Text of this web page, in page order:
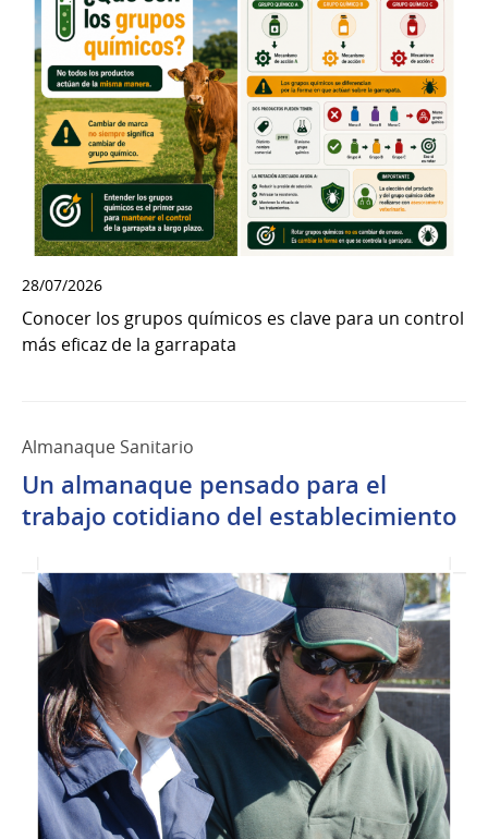
28/07/2026
Conocer los grupos químicos es clave para un control
más eficaz de la garrapata
Almanaque Sanitario
Un almanaque pensado para el
trabajo cotidiano del establecimiento